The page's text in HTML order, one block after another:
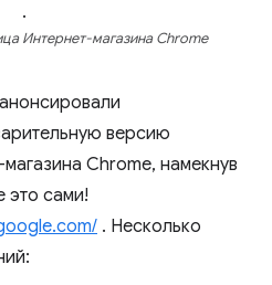
.
Интернет-магазина Chrome
версию
Chrome, намекнув
это сами!
. Несколько